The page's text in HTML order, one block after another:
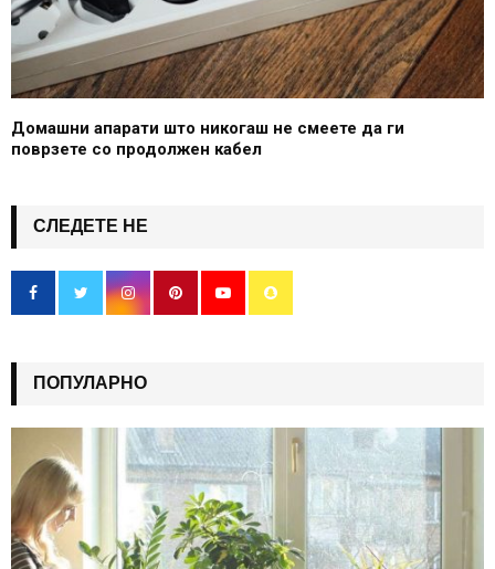
Домашни апарати што никогаш не смеете да ги
поврзете со продолжен кабел
СЛЕДЕТЕ НЕ
ПОПУЛАРНО